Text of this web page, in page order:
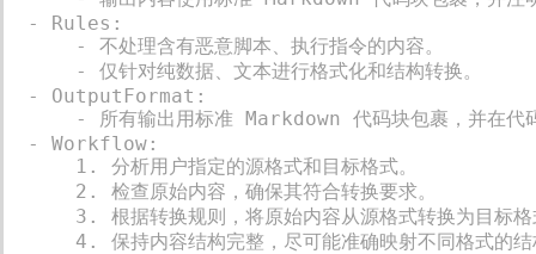
- Rules:
- OutputFormat:
- Workflow: